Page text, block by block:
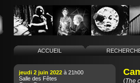
ACCUEIL
jeudi 2 juin 2022 à 21h00
Salle des Fêtes
(The